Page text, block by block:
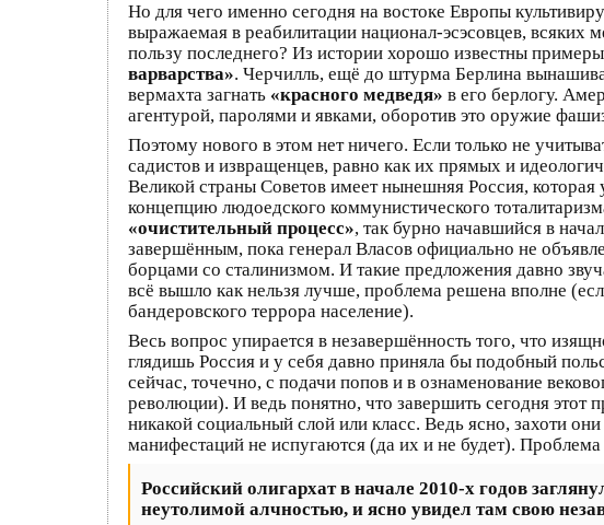
Но для чего именно сегодня на востоке Европы
выражаемая в реабилитации национал-эсэсовцев, всяких
пользу последнего? Из истории хорошо известны
варварства». Черчилль, ещё до штурма Берлина
вермахта загнать «красного медведя» в его берлогу.
агентурой, паролями и явками, оборотив это оружие
Поэтому нового в этом нет ничего. Если только не
садистов и извращенцев, равно как их прямых и
Великой страны Советов имеет нынешняя Россия,
концепцию людоедского коммунистического
«очистительный процесс», так бурно начавшийся в
завершённым, пока генерал Власов официально не
борцами со сталинизмом. И такие предложения давно
всё вышло как нельзя лучше, проблема решена вполне
бандеровского террора население).
Весь вопрос упирается в незавершённость того, что
глядишь Россия и у себя давно приняла бы подобный
сейчас, точечно, с подачи попов и в ознаменование
революции). И ведь понятно, что завершить сегодня этот
никакой социальный слой или класс. Ведь ясно, захоти
манифестаций не испугаются (да их и не будет). Проблема
Российский олигархат в начале 2010-х годов
неутолимой алчностью, и ясно увидел там свою